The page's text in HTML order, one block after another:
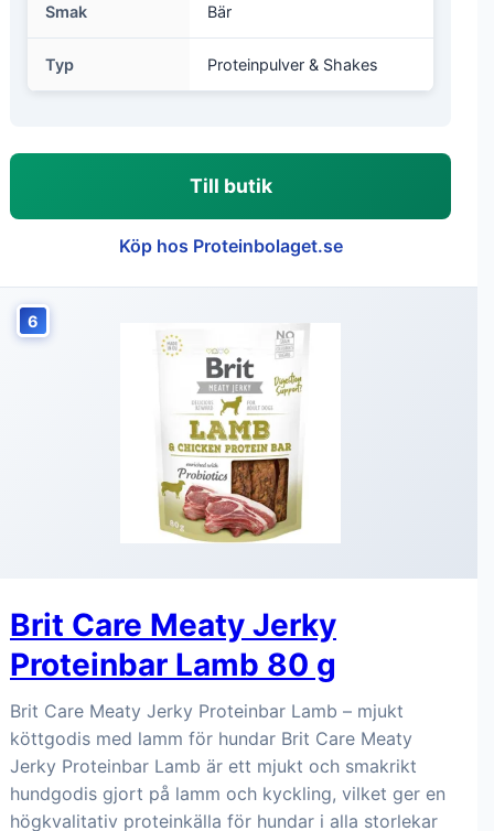
Smak Bär
Typ Proteinpulver & Shakes
Till butik
Köp hos Proteinbolaget.se
6
Brit Care Meaty Jerky
Proteinbar Lamb 80 g
Brit Care Meaty Jerky Proteinbar Lamb – mjukt
köttgodis med lamm för hundar Brit Care Meaty
Jerky Proteinbar Lamb är ett mjukt och smakrikt
hundgodis gjort på lamm och kyckling, vilket ger en
högkvalitativ proteinkälla för hundar i alla storlekar